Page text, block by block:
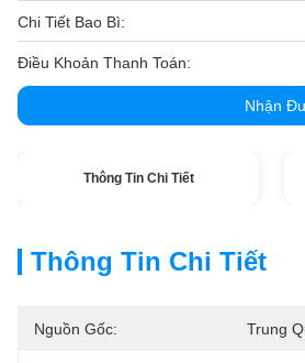
Chi Tiết Bao Bì:
Điều Khoản Thanh Toán:
Nhận
Thông Tin Chi Tiết
Thông Tin Chi Tiết
Nguồn Gốc: Trung